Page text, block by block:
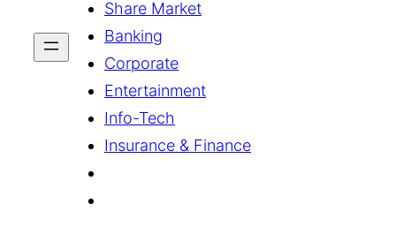
Share Market
Banking
Corporate
Entertainment
Info-Tech
Insurance & Finance